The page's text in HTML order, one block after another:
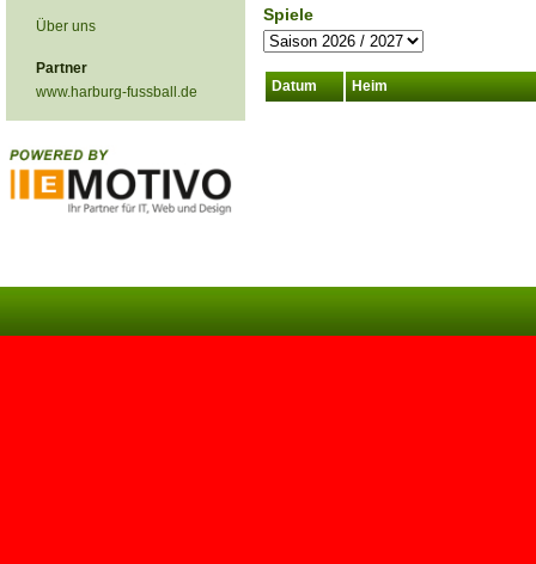
Über uns
Partner
www.harburg-fussball.de
Spiele
Datum Heim